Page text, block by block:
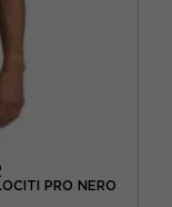
PRO NERO